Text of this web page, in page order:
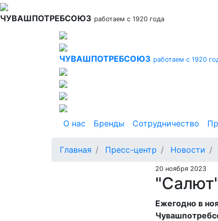
Перейти
к
ЧУВАШПОТРЕБСОЮЗ работаем с 1920 года
ЧУВАШПОТРЕБСОЮЗ работаем с 1920
Основная
О нас Бренды Сотрудничество
Главная Пресс-центр Новости
20 ноября 2023
Ежегодно в